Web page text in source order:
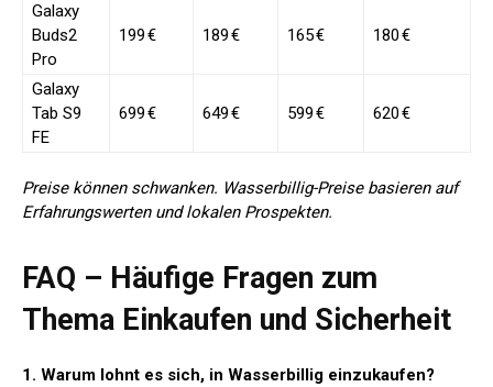
Galaxy
Buds2
Pro
199 € 189 € 165 € 180 €
Galaxy
Tab S9
FE
699 € 649 € 599 € 620 €
Preise können schwanken. Wasserbillig-Preise basieren auf
Erfahrungswerten und lokalen Prospekten.
FAQ – Häufige Fragen zum
Thema Einkaufen und Sicherheit
1. Warum lohnt es sich, in Wasserbillig einzukaufen?